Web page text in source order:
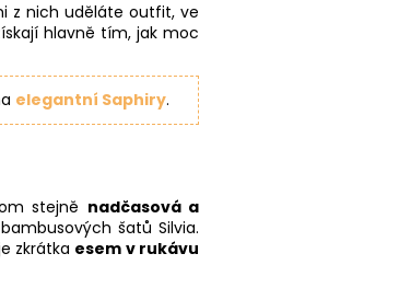
z nich uděláte outfit, ve
hlavně tím, jak moc
elegantní Saphiry.
stejně nadčasová a
šatů Silvia.
zkrátka esem v rukávu